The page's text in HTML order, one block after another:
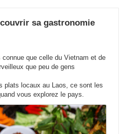
sa gastronomie
que celle du Vietnam et de
que peu de gens
plats locaux au Laos, ce sont les
vous explorez le pays.